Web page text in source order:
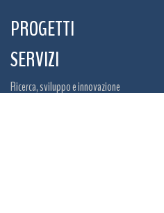
PROGETTI
SERVIZI
Ricerca, sviluppo e innovazione